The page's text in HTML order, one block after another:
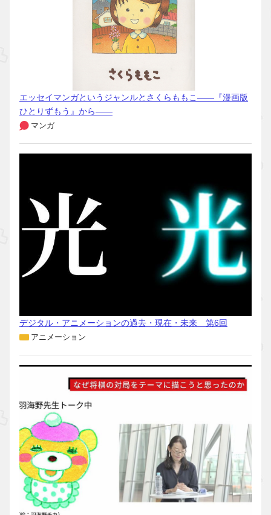
エッセイマンガというジャンルとさくらももこ――『漫画版
ひとりずもう』から――
マンガ
デジタル・アニメーションの過去・現在・未来 第6回
アニメーション